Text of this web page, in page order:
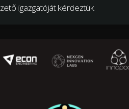
igazgatóját kérdeztük.